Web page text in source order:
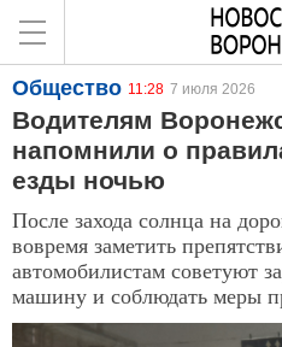
Общество 11:28 7 июля 2026
Водителям
напомнили о
езды ночью
После захода солнца на
вовремя заметить
автомобилистам советуют
машину и соблюдать меры